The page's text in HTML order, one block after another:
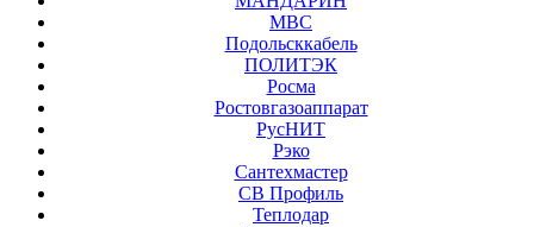
МВС
Подольсккабель
ПОЛИТЭК
Росма
Ростовгазоаппарат
РусНИТ
Рэко
Сантехмастер
СВ Профиль
Теплодар